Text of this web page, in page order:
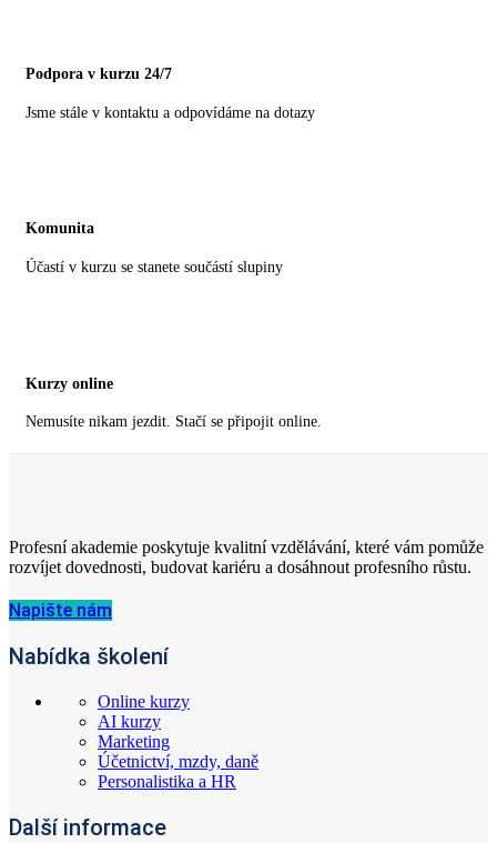
Podpora v kurzu 24/7
Jsme stále v kontaktu a odpovídáme na dotazy
Komunita
Účastí v kurzu se stanete součástí slupiny
Kurzy online
Nemusíte nikam jezdit. Stačí se připojit online.
Profesní akademie poskytuje kvalitní vzdělávání, které vám pomůže
rozvíjet dovednosti, budovat kariéru a dosáhnout profesního růstu.
Napište nám
Nabídka školení
Online kurzy
AI kurzy
Marketing
Účetnictví, mzdy, daně
Personalistika a HR
Další informace